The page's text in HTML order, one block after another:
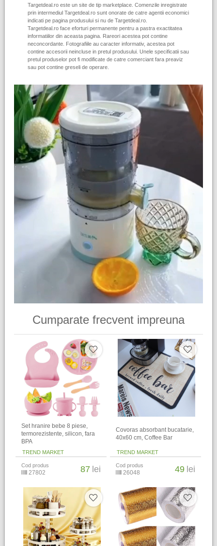
Targetdeal.ro este un site de tip marketplace. Comenzile inregistrate
prin intermediul Targetdeal.ro sunt onorate de catre agentii economici
indicati pe pagina produsului si nu de Targetdeal.ro.
Targetdeal.ro face eforturi permanente pentru a pastra exactitatea
informatiilor din aceasta pagina. Rareori acestea pot contine
neconcordante. Fotografiile au caracter informativ, acestea pot
contine accesorii neincluse in pretul produsului. Unele specificatii sau
pretul produselor pot fi modificate de catre comerciant fara preaviz
sau pot contine greseli de operare.
Cumparate frecvent impreuna
Set hranire bebe 8 piese,
termorezistente, silicon, fara
BPA
TREND MARKET
Cod produs
27802 87 lei
Covoras absorbant bucatarie,
40x60 cm, Coffee Bar
TREND MARKET
Cod produs
26048 49 lei